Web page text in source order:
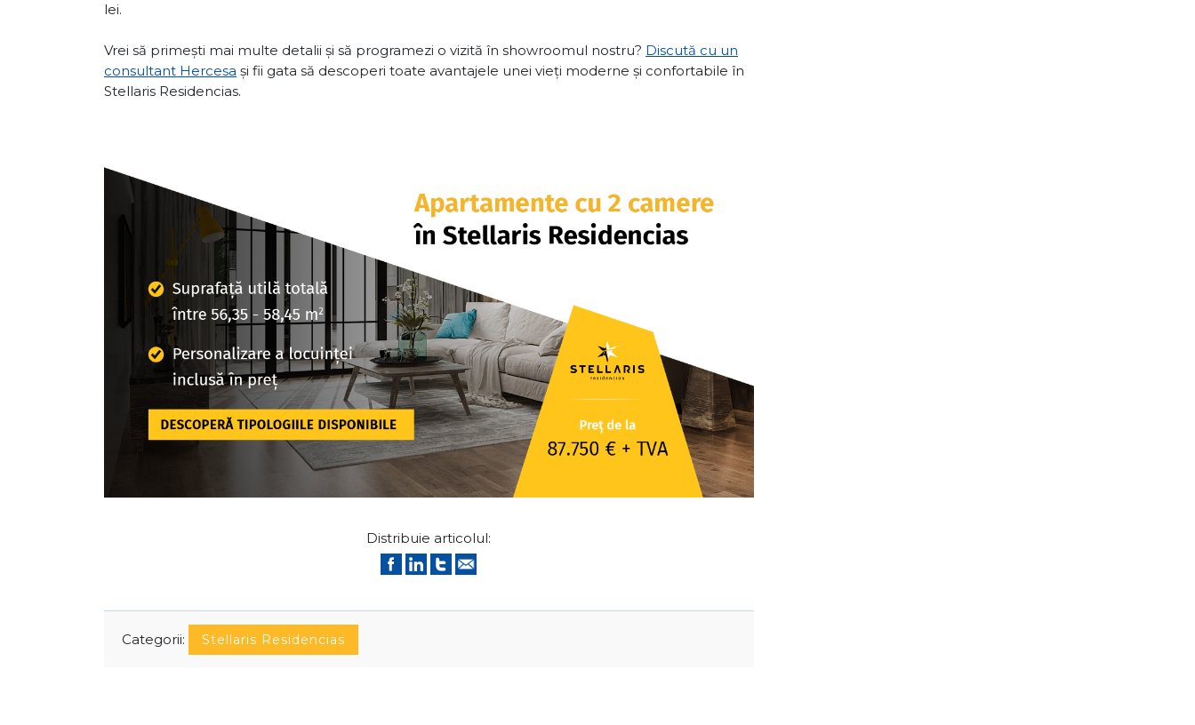
lei.
Vrei să primești mai multe detalii și să programezi o vizită în showroomul nostru? Discută cu un
consultant Hercesa și fii gata să descoperi toate avantajele unei vieți moderne și confortabile în
Stellaris Residencias.
Distribuie articolul:
Categorii: Stellaris Residencias